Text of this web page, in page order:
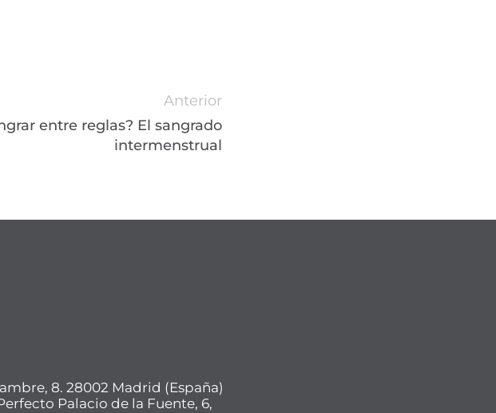
Anterior
entre reglas? El sangrado
intermenstrual
8. 28002 Madrid (España)
Palacio de la Fuente, 6,